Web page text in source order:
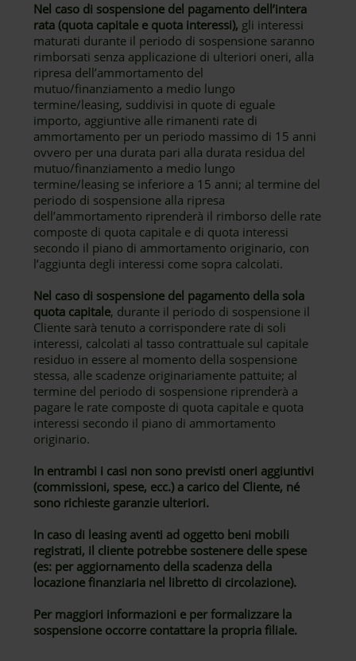
Nel caso di sospensione del pagamento dell’intera
rata (quota capitale e quota interessi), gli interessi
maturati durante il periodo di sospensione saranno
rimborsati senza applicazione di ulteriori oneri, alla
ripresa dell’ammortamento del
mutuo/finanziamento a medio lungo
termine/leasing, suddivisi in quote di eguale
importo, aggiuntive alle rimanenti rate di
ammortamento per un periodo massimo di 15 anni
ovvero per una durata pari alla durata residua del
mutuo/finanziamento a medio lungo
termine/leasing se inferiore a 15 anni; al termine del
periodo di sospensione alla ripresa
dell’ammortamento riprenderà il rimborso delle rate
composte di quota capitale e di quota interessi
secondo il piano di ammortamento originario, con
l’aggiunta degli interessi come sopra calcolati.
Nel caso di sospensione del pagamento della sola
quota capitale, durante il periodo di sospensione il
Cliente sarà tenuto a corrispondere rate di soli
interessi, calcolati al tasso contrattuale sul capitale
residuo in essere al momento della sospensione
stessa, alle scadenze originariamente pattuite; al
termine del periodo di sospensione riprenderà a
pagare le rate composte di quota capitale e quota
interessi secondo il piano di ammortamento
originario.
In entrambi i casi non sono previsti oneri aggiuntivi
(commissioni, spese, ecc.) a carico del Cliente, né
sono richieste garanzie ulteriori.
In caso di leasing aventi ad oggetto beni mobili
registrati, il cliente potrebbe sostenere delle spese
(es: per aggiornamento della scadenza della
locazione finanziaria nel libretto di circolazione).
Per maggiori informazioni e per formalizzare la
sospensione occorre contattare la propria filiale.